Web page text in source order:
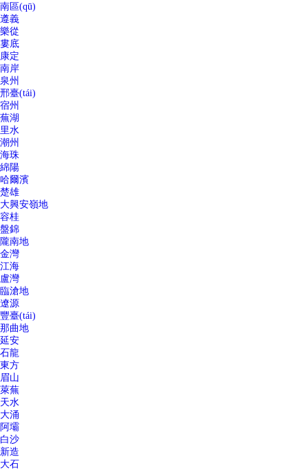
南區(qū)
遵義
樂從
婁底
康定
南岸
泉州
邢臺(tái)
宿州
蕪湖
里水
潮州
海珠
綿陽
哈爾濱
楚雄
大興安嶺地
容桂
盤錦
隴南地
金灣
江海
盧灣
臨滄地
遼源
豐臺(tái)
那曲地
延安
石龍
東方
眉山
萊蕪
天水
大涌
阿壩
白沙
新造
大石